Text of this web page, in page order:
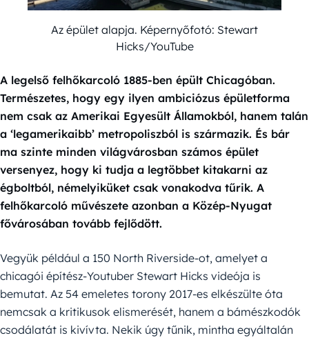
Az épület alapja. Képernyőfotó: Stewart
Hicks/YouTube
A legelső felhőkarcoló 1885-ben épült Chicagóban.
Természetes, hogy egy ilyen ambiciózus épületforma
nem csak az Amerikai Egyesült Államokból, hanem talán
a ‘legamerikaibb’ metropoliszból is származik. És bár
ma szinte minden világvárosban számos épület
versenyez, hogy ki tudja a legtöbbet kitakarni az
égboltból, némelyiküket csak vonakodva tűrik. A
felhőkarcoló művészete azonban a Közép-Nyugat
fővárosában tovább fejlődött.
Vegyük például a 150 North Riverside-ot, amelyet a
chicagói építész-Youtuber Stewart Hicks videója is
bemutat. Az 54 emeletes torony 2017-es elkészülte óta
nemcsak a kritikusok elismerését, hanem a bámészkodók
csodálatát is kivívta. Nekik úgy tűnik, mintha egyáltalán